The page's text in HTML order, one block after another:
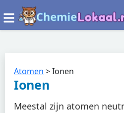
Atomen >Ionen
Ionen
Meestal zijn atomen